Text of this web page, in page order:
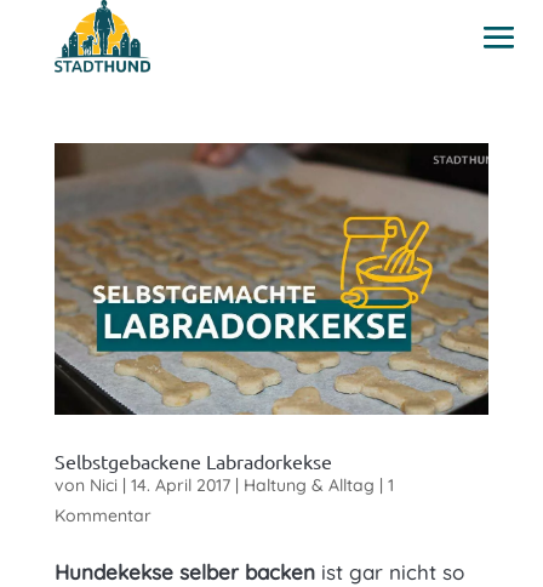
Selbstgebackene Labradorkekse
von Nici | 14. April 2017| Haltung & Alltag | 1
Kommentar
Hundekekse selber backen ist gar nicht so